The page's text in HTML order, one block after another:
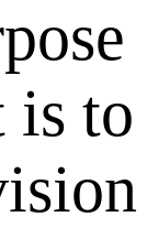
is to